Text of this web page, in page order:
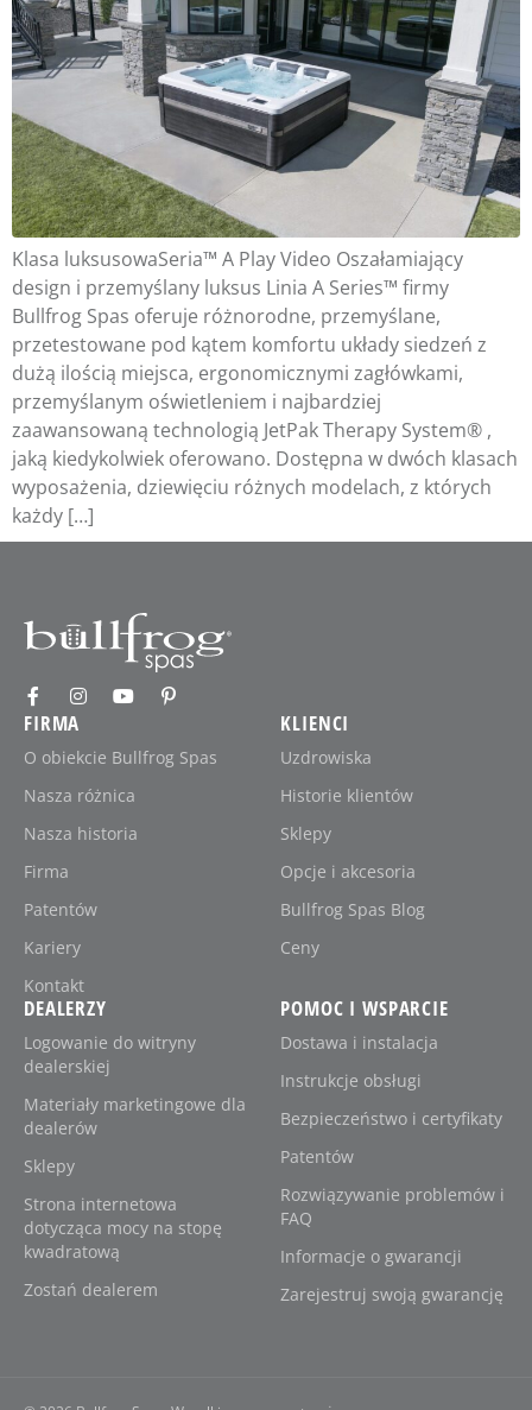
Klasa luksusowaSeria™ A Play Video Oszałamiający
design i przemyślany luksus Linia A Series™ firmy
Bullfrog Spas oferuje różnorodne, przemyślane,
przetestowane pod kątem komfortu układy siedzeń z
dużą ilością miejsca, ergonomicznymi zagłówkami,
przemyślanym oświetleniem i najbardziej
zaawansowaną technologią JetPak Therapy System® ,
jaką kiedykolwiek oferowano. Dostępna w dwóch klasach
wyposażenia, dziewięciu różnych modelach, z których
każdy […]
FIRMA
O obiekcie Bullfrog Spas
Nasza różnica
Nasza historia
Firma
Patentów
Kariery
Kontakt
KLIENCI
Uzdrowiska
Historie klientów
Sklepy
Opcje i akcesoria
Bullfrog Spas Blog
Ceny
DEALERZY
Logowanie do witryny
dealerskiej
Materiały marketingowe dla
dealerów
Sklepy
Strona internetowa
dotycząca mocy na stopę
kwadratową
Zostań dealerem
POMOC I WSPARCIE
Dostawa i instalacja
Instrukcje obsługi
Bezpieczeństwo i certyfikaty
Patentów
Rozwiązywanie problemów i
FAQ
Informacje o gwarancji
Zarejestruj swoją gwarancję